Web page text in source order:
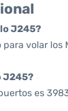
J245?
volar los
J245?
es